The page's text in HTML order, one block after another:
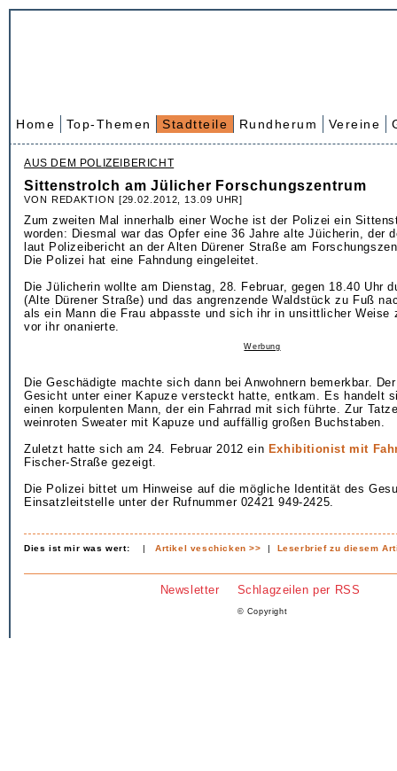
Home Top-Themen Stadtteile Rundherum Vereine
AUS DEM POLIZEIBERICHT
Sittenstrolch am Jülicher Forschungszentrum
VON REDAKTION [29.02.2012, 13.09 UHR]
Zum zweiten Mal innerhalb einer Woche ist der Polizei ein
worden: Diesmal war das Opfer eine 36 Jahre alte Jüicherin, der
laut Polizeibericht an der Alten Dürener Straße am
Die Polizei hat eine Fahndung eingeleitet.
Die Jülicherin wollte am Dienstag, 28. Februar, gegen 18.40 Uhr
(Alte Dürener Straße) und das angrenzende Waldstück zu Fuß
als ein Mann die Frau abpasste und sich ihr in unsittlicher Weise
vor ihr onanierte.
Werbung
Die Geschädigte machte sich dann bei Anwohnern bemerkbar.
Gesicht unter einer Kapuze versteckt hatte, entkam. Es handelt
einen korpulenten Mann, der ein Fahrrad mit sich führte. Zur
weinroten Sweater mit Kapuze und auffällig großen Buchstaben.
Zuletzt hatte sich am 24. Februar 2012 ein Exhibitionist mit
Fischer-Straße gezeigt.
Die Polizei bittet um Hinweise auf die mögliche Identität des
Einsatzleitstelle unter der Rufnummer 02421 949-2425.
Dies ist mir was wert: |Artikel veschicken >> | Leserbrief zu diesem
Newsletter Schlagzeilen per RSS
© Copyright